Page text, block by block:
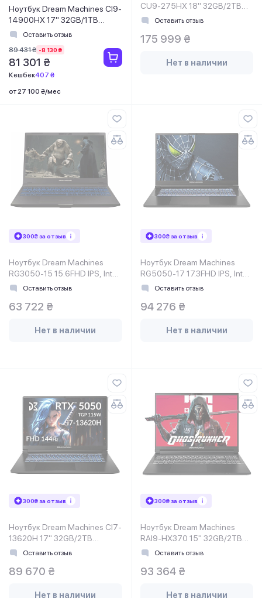
Ноутбук Dream Machines CI9-
14900HX 17" 32GB/1TB
(RG5050-17UA24)
Оставить отзыв
89 431 ₴ -8 130 ₴
81 301 ₴
Кешбек407 ₴
от 27 100 ₴/мес
CU9-275HX 18" 32GB/2TB
RX5080-18UA22
Оставить отзыв
175 999 ₴
Нет в наличии
300₴ за отзыв
Ноутбук Dream Machines
RG3050-15 15.6FHD IPS, Intel
i7-13620H, 32GB, F1TB,
Оставить отзыв
63 722 ₴
Нет в наличии
300₴ за отзыв
Ноутбук Dream Machines
RG5050-17 17.3FHD IPS, Intel
i9-14900HX, 32GB, F2TB,
Оставить отзыв
94 276 ₴
Нет в наличии
300₴ за отзыв
Ноутбук Dream Machines CI7-
13620H 17" 32GB/2TB
RG5050-17UA28
Оставить отзыв
89 670 ₴
Нет в наличии
300₴ за отзыв
Ноутбук Dream Machines
RAI9-HX370 15" 32GB/2TB
RT5060-15UA25
Оставить отзыв
93 364 ₴
Нет в наличии